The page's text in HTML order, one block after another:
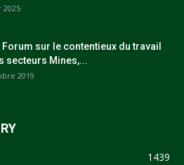
2025
Forum sur le contentieux du travail
secteurs Mines,...
2019
1439